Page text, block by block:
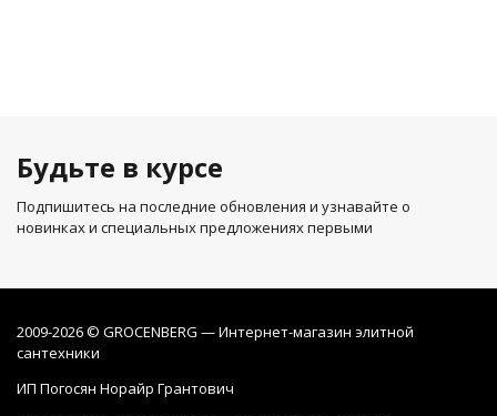
Будьте в курсе
Подпишитесь на последние обновления и узнавайте о
новинках и специальных предложениях первыми
2009-2026 © GROCENBERG — Интернет-магазин элитной
сантехники
ИП Погосян Норайр Грантович